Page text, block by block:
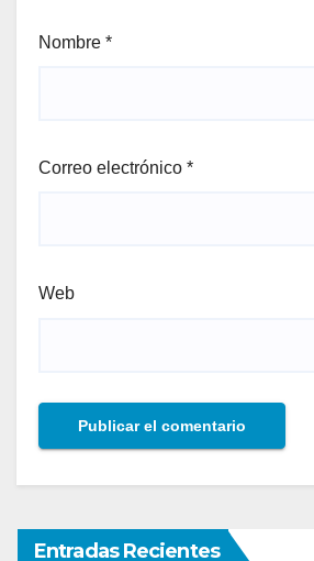
Nombre *
Correo electrónico *
Web
Entradas Recientes